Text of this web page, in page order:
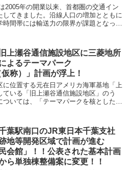
2005年の開業以来、首都圏の交通イン
てきました。沿線人口の増加とともに
間帯には輸送力の限界が課題となって
旧上瀬谷通信施設地区に三菱地所
よるテーマパーク
称）」計画が浮上！
位置する元在日アメリカ海軍基地「上
いる「旧上瀬谷通信施設地区」のう
いては、「テーマパークを核とした複
葉駅南口のJR東日本千葉支社
地等開発区域で計画が進む
会館」！！公表された基本計画
ら単独棟整備案に変更！！